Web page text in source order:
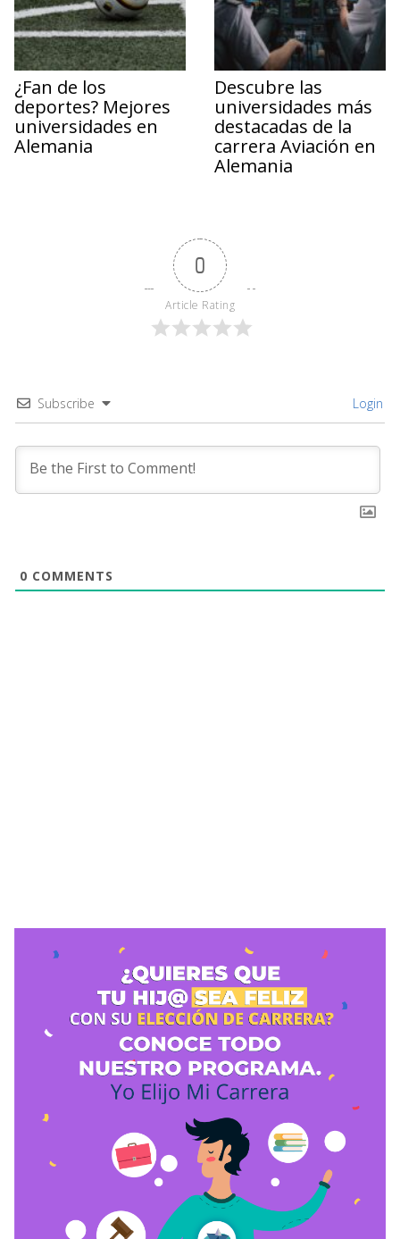
¿Fan de los
deportes? Mejores
universidades en
Alemania
Descubre las
universidades más
destacadas de la
carrera Aviación en
Alemania
0
Article Rating
Subscribe Login
0 COMMENTS